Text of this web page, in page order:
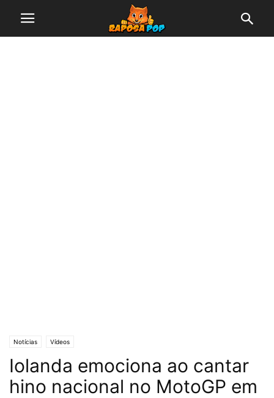
Notícias Vídeos
Iolanda emociona ao cantar
hino nacional no MotoGP em